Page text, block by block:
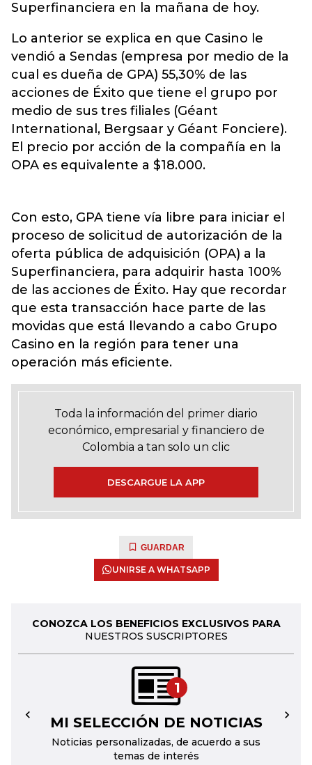
Superfinanciera en la mañana de hoy.
Lo anterior se explica en que Casino le
vendió a Sendas (empresa por medio de la
cual es dueña de GPA) 55,30% de las
acciones de Éxito que tiene el grupo por
medio de sus tres filiales (Géant
International, Bergsaar y Géant Fonciere).
El precio por acción de la compañía en la
OPA es equivalente a $18.000.
Con esto, GPA tiene vía libre para iniciar el
proceso de solicitud de autorización de la
oferta pública de adquisición (OPA) a la
Superfinanciera, para adquirir hasta 100%
de las acciones de Éxito. Hay que recordar
que esta transacción hace parte de las
movidas que está llevando a cabo Grupo
Casino en la región para tener una
operación más eficiente.
Toda la información del primer diario
económico, empresarial y financiero de
Colombia a tan solo un clic
DESCARGUE LA APP
GUARDAR
UNIRSE A WHATSAPP
CONOZCA LOS BENEFICIOS EXCLUSIVOS PARA
NUESTROS SUSCRIPTORES
1
MI SELECCIÓN DE NOTICIAS
Noticias personalizadas, de acuerdo a sus
temas de interés
← →